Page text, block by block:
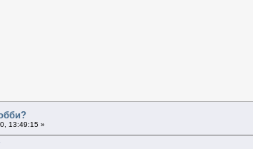
13:49:15 »